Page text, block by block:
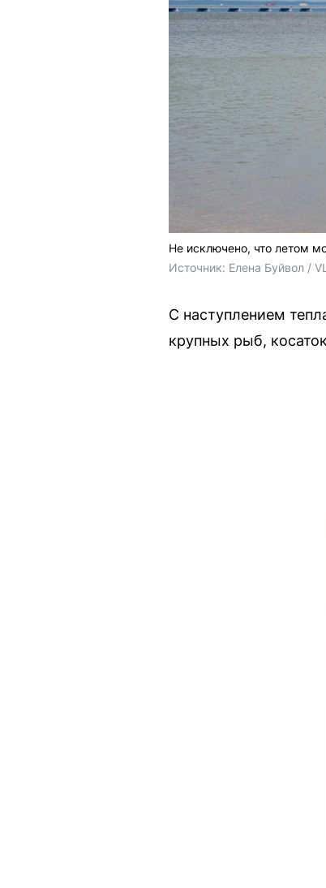
Не исключено, что летом
Источник: Елена Буйвол /
С наступлением
крупных рыб,